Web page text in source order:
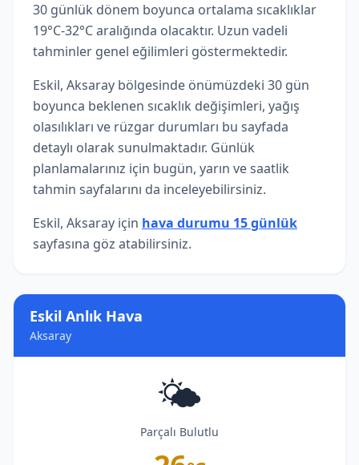
Eskil Anlık Hava
Aksaray
🌤️
Parçalı Bulutlu
30 günlük dönem boyunca ortalama sıcaklıklar
19°C-32°C aralığında olacaktır. Uzun vadeli
tahminler genel eğilimleri göstermektedir.
Eskil, Aksaray bölgesinde önümüzdeki 30 gün
boyunca beklenen sıcaklık değişimleri, yağış
olasılıkları ve rüzgar durumları bu sayfada
detaylı olarak sunulmaktadır. Günlük
planlamalarınız için bugün, yarın ve saatlik
tahmin sayfalarını da inceleyebilirsiniz.
Eskil, Aksaray için hava durumu 15 günlük
sayfasına göz atabilirsiniz.